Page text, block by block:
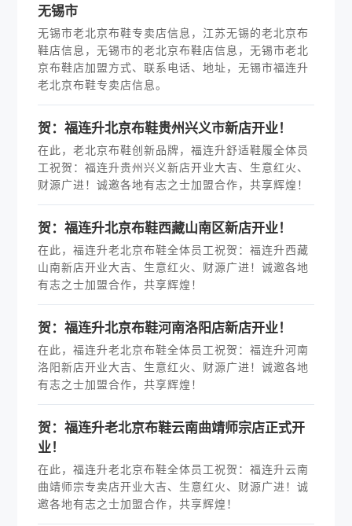
无锡市
无锡市老北京布鞋专卖店信息，江苏无锡的老北京布
鞋店信息，无锡市的老北京布鞋店信息，无锡市老北
京布鞋店加盟方式、联系电话、地址，无锡市福连升
老北京布鞋专卖店信息。
贺：福连升北京布鞋贵州兴义市新店开业！
在此，老北京布鞋创新品牌，福连升舒适鞋履全体员
工祝贺：福连升贵州兴义新店开业大吉、生意红火、
财源广进！诚邀各地有志之士加盟合作，共享辉煌！
贺：福连升北京布鞋西藏山南区新店开业！
在此，福连升老北京布鞋全体员工祝贺：福连升西藏
山南新店开业大吉、生意红火、财源广进！诚邀各地
有志之士加盟合作，共享辉煌！
贺：福连升北京布鞋河南洛阳店新店开业！
在此，福连升老北京布鞋全体员工祝贺：福连升河南
洛阳新店开业大吉、生意红火、财源广进！诚邀各地
有志之士加盟合作，共享辉煌！
贺：福连升老北京布鞋云南曲靖师宗店正式开
业！
在此，福连升老北京布鞋全体员工祝贺：福连升云南
曲靖师宗专卖店开业大吉、生意红火、财源广进！诚
邀各地有志之士加盟合作，共享辉煌！